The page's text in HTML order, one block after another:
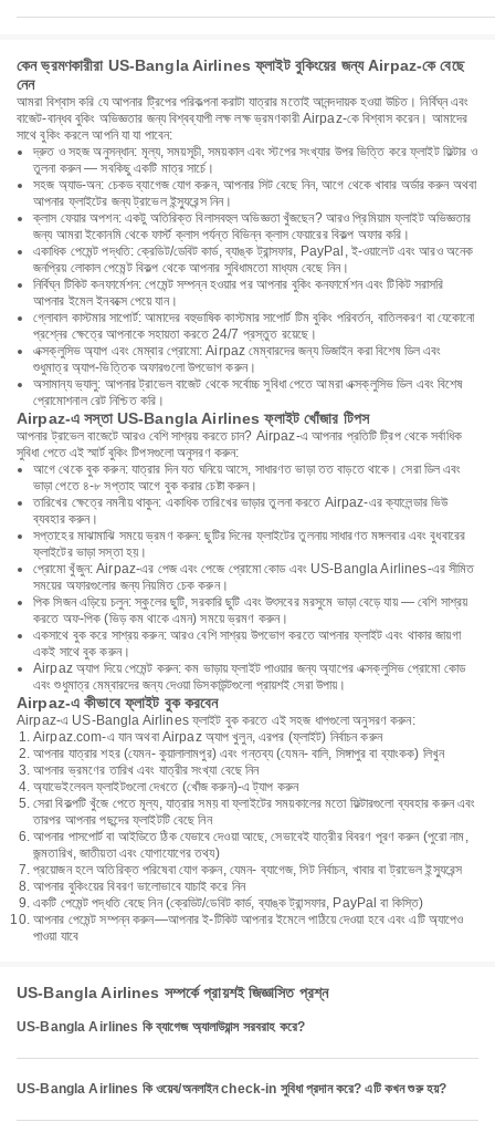
কেন ভ্রমণকারীরা US-Bangla Airlines ফ্লাইট বুকিংয়ের জন্য Airpaz-কে বেছে
নেন
আমরা বিশ্বাস করি যে আপনার ট্রিপের পরিকল্পনা করাটা যাত্রার মতোই আনন্দদায়ক হওয়া উচিত। নির্বিঘ্ন এবং
বাজেট-বান্ধব বুকিং অভিজ্ঞতার জন্য বিশ্বব্যাপী লক্ষ লক্ষ ভ্রমণকারী Airpaz-কে বিশ্বাস করেন। আমাদের
সাথে বুকিং করলে আপনি যা যা পাবেন:
দ্রুত ও সহজ অনুসন্ধান: মূল্য, সময়সূচী, সময়কাল এবং স্টপের সংখ্যার উপর ভিত্তি করে ফ্লাইট ফিল্টার ও
তুলনা করুন — সবকিছু একটি মাত্র সার্চে।
সহজ অ্যাড-অন: চেকড ব্যাগেজ যোগ করুন, আপনার সিট বেছে নিন, আগে থেকে খাবার অর্ডার করুন অথবা
আপনার ফ্লাইটের জন্য ট্রাভেল ইন্স্যুরেন্স নিন।
ক্লাস ফেয়ার অপশন: একটু অতিরিক্ত বিলাসবহুল অভিজ্ঞতা খুঁজছেন? আরও প্রিমিয়াম ফ্লাইট অভিজ্ঞতার
জন্য আমরা ইকোনমি থেকে ফার্স্ট ক্লাস পর্যন্ত বিভিন্ন ক্লাস ফেয়ারের বিকল্প অফার করি।
একাধিক পেমেন্ট পদ্ধতি: ক্রেডিট/ডেবিট কার্ড, ব্যাঙ্ক ট্রান্সফার, PayPal, ই-ওয়ালেট এবং আরও অনেক
জনপ্রিয় লোকাল পেমেন্ট বিকল্প থেকে আপনার সুবিধামতো মাধ্যম বেছে নিন।
নির্বিঘ্ন টিকিট কনফার্মেশন: পেমেন্ট সম্পন্ন হওয়ার পর আপনার বুকিং কনফার্মেশন এবং টিকিট সরাসরি
আপনার ইমেল ইনবক্সে পেয়ে যান।
গ্লোবাল কাস্টমার সাপোর্ট: আমাদের বহুভাষিক কাস্টমার সাপোর্ট টিম বুকিং পরিবর্তন, বাতিলকরণ বা যেকোনো
প্রশ্নের ক্ষেত্রে আপনাকে সহায়তা করতে 24/7 প্রস্তুত রয়েছে।
এক্সক্লুসিভ অ্যাপ এবং মেম্বার প্রোমো: Airpaz মেম্বারদের জন্য ডিজাইন করা বিশেষ ডিল এবং
শুধুমাত্র অ্যাপ-ভিত্তিক অফারগুলো উপভোগ করুন।
অসামান্য ভ্যালু: আপনার ট্রাভেল বাজেট থেকে সর্বোচ্চ সুবিধা পেতে আমরা এক্সক্লুসিভ ডিল এবং বিশেষ
প্রোমোশনাল রেট নিশ্চিত করি।
Airpaz-এ সস্তা US-Bangla Airlines ফ্লাইট খোঁজার টিপস
আপনার ট্রাভেল বাজেটে আরও বেশি সাশ্রয় করতে চান? Airpaz-এ আপনার প্রতিটি ট্রিপ থেকে সর্বাধিক
সুবিধা পেতে এই স্মার্ট বুকিং টিপসগুলো অনুসরণ করুন:
আগে থেকে বুক করুন: যাত্রার দিন যত ঘনিয়ে আসে, সাধারণত ভাড়া তত বাড়তে থাকে। সেরা ডিল এবং
ভাড়া পেতে ৪-৮ সপ্তাহ আগে বুক করার চেষ্টা করুন।
তারিখের ক্ষেত্রে নমনীয় থাকুন: একাধিক তারিখের ভাড়ার তুলনা করতে Airpaz-এর ক্যালেন্ডার ভিউ
ব্যবহার করুন।
সপ্তাহের মাঝামাঝি সময়ে ভ্রমণ করুন: ছুটির দিনের ফ্লাইটের তুলনায় সাধারণত মঙ্গলবার এবং বুধবারের
ফ্লাইটের ভাড়া সস্তা হয়।
প্রোমো খুঁজুন: Airpaz-এর পেজ এবং পেজে প্রোমো কোড এবং US-Bangla Airlines-এর সীমিত
সময়ের অফারগুলোর জন্য নিয়মিত চেক করুন।
পিক সিজন এড়িয়ে চলুন: স্কুলের ছুটি, সরকারি ছুটি এবং উৎসবের মরসুমে ভাড়া বেড়ে যায় — বেশি সাশ্রয়
করতে অফ-পিক (ভিড় কম থাকে এমন) সময়ে ভ্রমণ করুন।
একসাথে বুক করে সাশ্রয় করুন: আরও বেশি সাশ্রয় উপভোগ করতে আপনার ফ্লাইট এবং থাকার জায়গা
একই সাথে বুক করুন।
Airpaz অ্যাপ দিয়ে পেমেন্ট করুন: কম ভাড়ায় ফ্লাইট পাওয়ার জন্য অ্যাপের এক্সক্লুসিভ প্রোমো কোড
এবং শুধুমাত্র মেম্বারদের জন্য দেওয়া ডিসকাউন্টগুলো প্রায়শই সেরা উপায়।
Airpaz-এ কীভাবে ফ্লাইট বুক করবেন
Airpaz-এ US-Bangla Airlines ফ্লাইট বুক করতে এই সহজ ধাপগুলো অনুসরণ করুন:
Airpaz.com-এ যান অথবা Airpaz অ্যাপ খুলুন, এরপর (ফ্লাইট) নির্বাচন করুন
আপনার যাত্রার শহর (যেমন- কুয়ালালামপুর) এবং গন্তব্য (যেমন- বালি, সিঙ্গাপুর বা ব্যাংকক) লিখুন
আপনার ভ্রমণের তারিখ এবং যাত্রীর সংখ্যা বেছে নিন
অ্যাভেইলেবল ফ্লাইটগুলো দেখতে (খোঁজ করুন)-এ ট্যাপ করুন
সেরা বিকল্পটি খুঁজে পেতে মূল্য, যাত্রার সময় বা ফ্লাইটের সময়কালের মতো ফিল্টারগুলো ব্যবহার করুন এবং
তারপর আপনার পছন্দের ফ্লাইটটি বেছে নিন
আপনার পাসপোর্ট বা আইডিতে ঠিক যেভাবে দেওয়া আছে, সেভাবেই যাত্রীর বিবরণ পূরণ করুন (পুরো নাম,
জন্মতারিখ, জাতীয়তা এবং যোগাযোগের তথ্য)
প্রয়োজন হলে অতিরিক্ত পরিষেবা যোগ করুন, যেমন- ব্যাগেজ, সিট নির্বাচন, খাবার বা ট্রাভেল ইন্স্যুরেন্স
আপনার বুকিংয়ের বিবরণ ভালোভাবে যাচাই করে নিন
একটি পেমেন্ট পদ্ধতি বেছে নিন (ক্রেডিট/ডেবিট কার্ড, ব্যাঙ্ক ট্রান্সফার, PayPal বা কিস্তি)
আপনার পেমেন্ট সম্পন্ন করুন—আপনার ই-টিকিট আপনার ইমেলে পাঠিয়ে দেওয়া হবে এবং এটি অ্যাপেও
পাওয়া যাবে
US-Bangla Airlines সম্পর্কে প্রায়শই জিজ্ঞাসিত প্রশ্ন
US-Bangla Airlines কি ব্যাগেজ অ্যালাউয়ান্স সরবরাহ করে?
US-Bangla Airlines কি ওয়েব/অনলাইন check-in সুবিধা প্রদান করে? এটি কখন শুরু হয়?